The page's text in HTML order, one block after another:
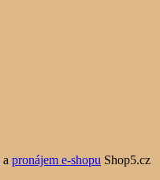
a pronájem e-shopu Shop5.cz